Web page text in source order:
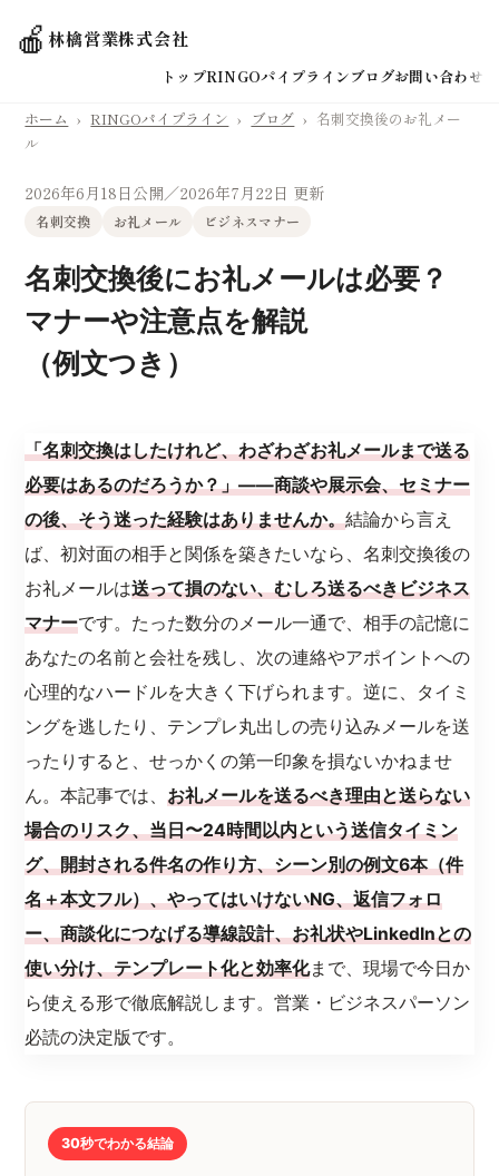
🍎林檎営業株式会社
トップRINGOパイプラインブログお問い合わせ
ホーム › RINGOパイプライン › ブログ › 名刺交換後のお礼メー
ル
2026年6月18日公開／2026年7月22日 更新
名刺交換 お礼メール ビジネスマナー
名刺交換後にお礼メールは必要？
マナーや注意点を解説
（例文つき）
「名刺交換はしたけれど、わざわざお礼メールまで送る
必要はあるのだろうか？」——商談や展示会、セミナー
の後、そう迷った経験はありませんか。結論から言え
ば、初対面の相手と関係を築きたいなら、名刺交換後の
お礼メールは送って損のない、むしろ送るべきビジネス
マナーです。たった数分のメール一通で、相手の記憶に
あなたの名前と会社を残し、次の連絡やアポイントへの
心理的なハードルを大きく下げられます。逆に、タイミ
ングを逃したり、テンプレ丸出しの売り込みメールを送
ったりすると、せっかくの第一印象を損ないかねませ
ん。本記事では、お礼メールを送るべき理由と送らない
場合のリスク、当日〜24時間以内という送信タイミン
グ、開封される件名の作り方、シーン別の例文6本（件
名＋本文フル）、やってはいけないNG、返信フォロ
ー、商談化につなげる導線設計、お礼状やLinkedInとの
使い分け、テンプレート化と効率化まで、現場で今日か
ら使える形で徹底解説します。営業・ビジネスパーソン
必読の決定版です。
30秒でわかる結論